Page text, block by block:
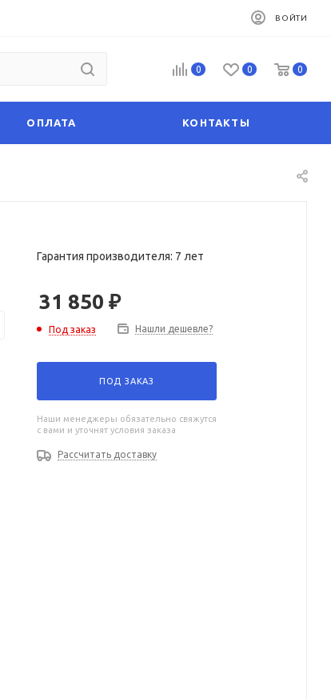
ВОЙТИ
0 0 0
ОПЛАТА КОНТАКТЫ
Гарантия производителя: 7 лет
31 850 ₽
Под заказ Нашли дешевле?
ПОД ЗАКАЗ
Наши менеджеры обязательно свяжутся
с вами и уточнят условия заказа
Рассчитать доставку